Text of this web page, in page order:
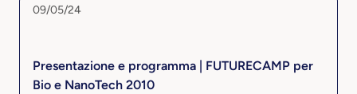
09/05/24
Presentazione e programma | FUTURECAMP per
Bio e NanoTech 2010